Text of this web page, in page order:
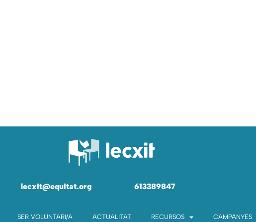
lecxit@equitat.org 613389847
SER VOLUNTARI/A ACTUALITAT RECURSOS CAMPANYES